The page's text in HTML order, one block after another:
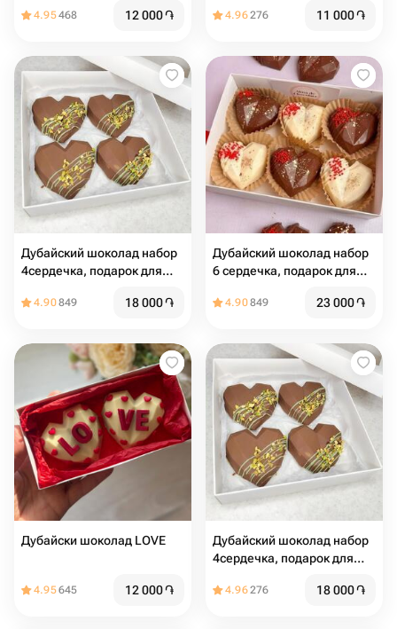
4.95468 12 000֏ 4.96276 11 000֏
Дубайский шоколад набор
4сердечка, подарок для
4.90849 18 000֏
Дубайский шоколад набор
6 сердечка, подарок для
4.90849 23 000֏
Дубайски шоколад LOVE
4.95645 12 000֏
Дубайский шоколад набор
4сердечка, подарок для
4.96276 18 000֏